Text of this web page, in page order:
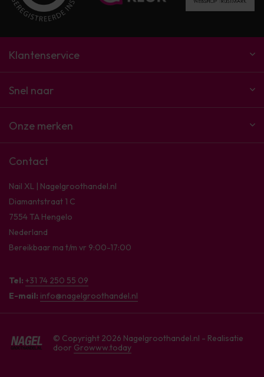
Klantenservice
Snel naar
Onze merken
Contact
Nail XL | Nagelgroothandel.nl
Diamantstraat 1 C
7554 TA Hengelo
Nederland
Bereikbaar ma t/m vr 9:00-17:00
Tel: +31 74 250 55 09
E-mail: info@nagelgroothandel.nl
© Copyright 2026 Nagelgroothandel.nl - Realisatie
door Growww.today